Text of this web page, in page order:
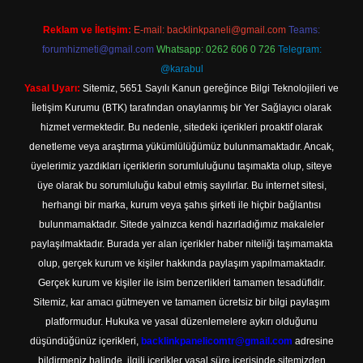
Reklam ve İletişim: E-mail: backlinkpaneli@gmail.com Teams:
forumhizmeti@gmail.com Whatsapp: 0262 606 0 726 Telegram:
@karabul
Yasal Uyarı: Sitemiz, 5651 Sayılı Kanun gereğince Bilgi Teknolojileri ve
İletişim Kurumu (BTK) tarafından onaylanmış bir Yer Sağlayıcı olarak
hizmet vermektedir. Bu nedenle, sitedeki içerikleri proaktif olarak
denetleme veya araştırma yükümlülüğümüz bulunmamaktadır. Ancak,
üyelerimiz yazdıkları içeriklerin sorumluluğunu taşımakta olup, siteye
üye olarak bu sorumluluğu kabul etmiş sayılırlar. Bu internet sitesi,
herhangi bir marka, kurum veya şahıs şirketi ile hiçbir bağlantısı
bulunmamaktadır. Sitede yalnızca kendi hazırladığımız makaleler
paylaşılmaktadır. Burada yer alan içerikler haber niteliği taşımamakta
olup, gerçek kurum ve kişiler hakkında paylaşım yapılmamaktadır.
Gerçek kurum ve kişiler ile isim benzerlikleri tamamen tesadüfidir.
Sitemiz, kar amacı gütmeyen ve tamamen ücretsiz bir bilgi paylaşım
platformudur. Hukuka ve yasal düzenlemelere aykırı olduğunu
düşündüğünüz içerikleri, backlinkpanelicomtr@gmail.com adresine
bildirmeniz halinde, ilgili içerikler yasal süre içerisinde sitemizden